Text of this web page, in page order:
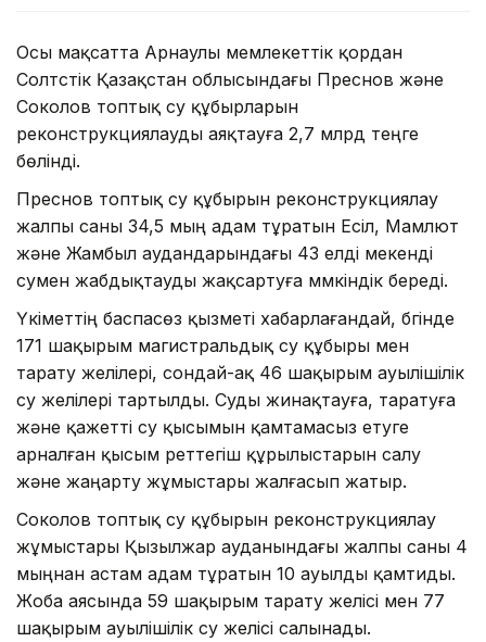
Осы мақсатта Арнаулы мемлекеттік қордан
Солтүстік Қазақстан облысындағы Преснов және
Соколов топтық су құбырларын
реконструкциялауды аяқтауға 2,7 млрд теңге
бөлінді.
Преснов топтық су құбырын реконструкциялау
жалпы саны 34,5 мың адам тұратын Есіл, Мамлют
және Жамбыл аудандарындағы 43 елді мекенді
сумен жабдықтауды жақсартуға мүмкіндік береді.
Үкіметтің баспасөз қызметі хабарлағандай, бүгінде
171 шақырым магистральдық су құбыры мен
тарату желілері, сондай-ақ 46 шақырым ауылішілік
су желілері тартылды. Суды жинақтауға, таратуға
және қажетті су қысымын қамтамасыз етуге
арналған қысым реттегіш құрылыстарын салу
және жаңарту жұмыстары жалғасып жатыр.
Соколов топтық су құбырын реконструкциялау
жұмыстары Қызылжар ауданындағы жалпы саны 4
мыңнан астам адам тұратын 10 ауылды қамтиды.
Жоба аясында 59 шақырым тарату желісі мен 77
шақырым ауылішілік су желісі салынады.